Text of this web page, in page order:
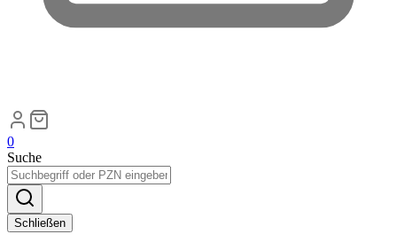
0
Suche
Schließen